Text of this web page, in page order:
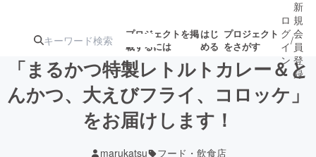
プロジェクトを掲
載するには
はじ
める
プロジェクト
をさがす
注目のリ 注目の新着プロ 募集終了が近いプ
ロジェクト
ロ
グ
イ
ン
/
新
規
会
員
登
録
「まるかつ特製レトルトカレー＆と
んかつ、大えびフライ、コロッケ」
をお届けします！
marukatsu フード・飲食店